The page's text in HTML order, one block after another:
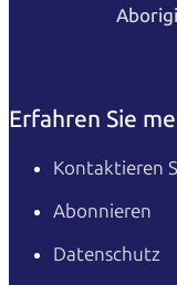
Erfahren Sie
Kontaktieren
Abonnieren
Datenschutz